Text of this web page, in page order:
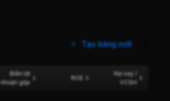
Tạo bảng mới
Biên lợi
nhuận gộp
ROE
Nợ vay /
VCSH